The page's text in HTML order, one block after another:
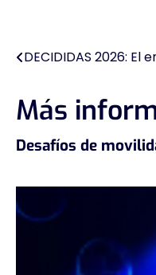
Navegación
entradas
DECIDIDAS 2026:
Más
Desafíos de